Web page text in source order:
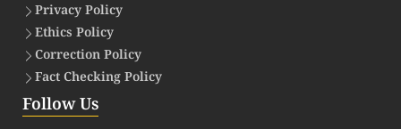
Privacy Policy
Ethics Policy
Correction Policy
Fact Checking Policy
Follow Us